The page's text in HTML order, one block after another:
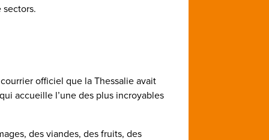
officiel que la Thessalie avait
accueille l’une des plus incroyables
des viandes, des fruits, des